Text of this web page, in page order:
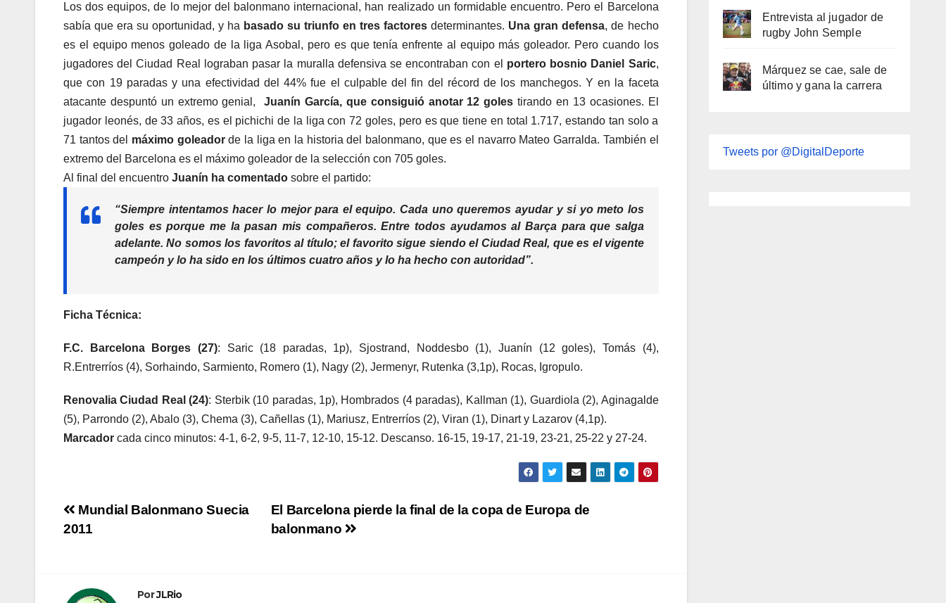
Los dos equipos, de lo mejor del balonmano internacional, han realizado un formidable encuentro. Pero el Barcelona
sabía que era su oportunidad, y ha basado su triunfo en tres factoresdeterminantes. Una gran defensa, de hecho
es el equipo menos goleado de la liga Asobal, pero es que tenía enfrente al equipo más goleador. Pero cuando los
jugadores del Ciudad Real lograban pasar la muralla defensiva se encontraban con el portero bosnio Daniel Saric,
que con 19 paradas y una efectividad del 44% fue el culpable del fin del récord de los manchegos. Y en la faceta
atacante despuntó un extremo genial,Juanín García, que consiguió anotar 12 goles tirando en 13 ocasiones. El
jugador leonés, de 33 años, es el pichichi de la liga con 72 goles, pero es que tiene en total 1.717, estando tan solo a
71 tantos del máximo goleadorde la liga en la historia del balonmano, que es el navarro Mateo Garralda. También el
extremo del Barcelona es el máximo goleador de la selección con 705 goles.
Al final del encuentro Juanín ha comentado sobre el partido:
“Siempre intentamos hacer lo mejor para el equipo. Cada uno queremos ayudar y si yo meto los
goles es porque me la pasan mis compañeros. Entre todos ayudamos al Barça para que salga
adelante. No somos los favoritos al título; el favorito sigue siendo el Ciudad Real, que es el vigente
campeón y lo ha sido en los últimos cuatro años y lo ha hecho con autoridad”.
Ficha Técnica:
F.C. Barcelona Borges (27): Saric (18 paradas, 1p), Sjostrand, Noddesbo (1), Juanín (12 goles), Tomás (4),
R.Entrerríos (4), Sorhaindo, Sarmiento, Romero (1), Nagy (2), Jermenyr, Rutenka (3,1p), Rocas, Igropulo.
Renovalia Ciudad Real (24): Sterbik (10 paradas, 1p), Hombrados (4 paradas), Kallman (1), Guardiola (2), Aginagalde
(5), Parrondo (2), Abalo (3), Chema (3), Cañellas (1), Mariusz, Entrerríos (2), Viran (1), Dinart y Lazarov (4,1p).
Marcador cada cinco minutos: 4-1, 6-2, 9-5, 11-7, 12-10, 15-12. Descanso. 16-15, 19-17, 21-19, 23-21, 25-22 y 27-24.
Navegación
El Barcelona pierde la final de la copa de Europa de
balonmano
Mundial Balonmano Suecia
2011
PorJLRio
Entrevista al jugador de
rugby John Semple
Márquez se cae, sale de
último y gana la carrera
Tweets por @DigitalDeporte